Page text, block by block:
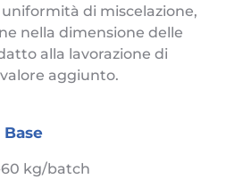
di miscelazione,
nella dimensione delle
alla lavorazione di
aggiunto.
kg/batch